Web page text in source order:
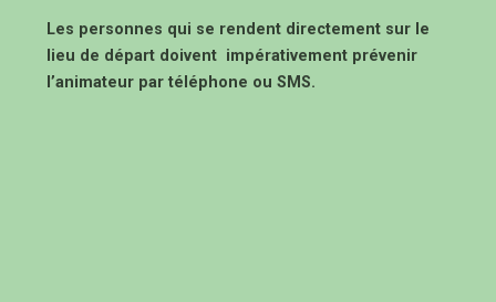
Les personnes qui se rendent directement sur le
lieu de départ doivent impérativement prévenir
l’animateur par téléphone ou SMS.